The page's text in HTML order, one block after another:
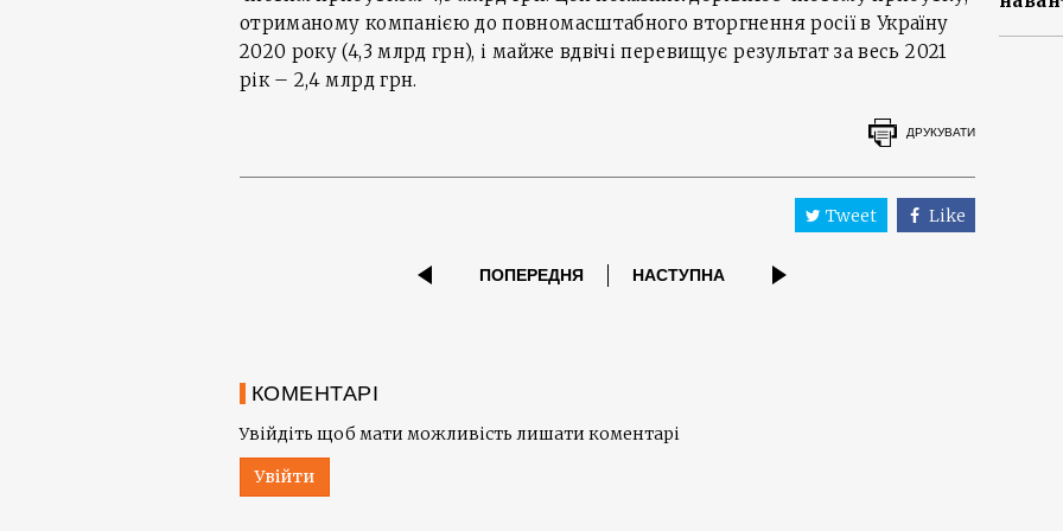
отриманому компанією до повномасштабного вторгнення росії в Україну
2020 року (4,3 млрд грн), і майже вдвічі перевищує результат за весь 2021
рік – 2,4 млрд грн.
ДРУКУВАТИ
Tweet Like
ПОПЕРЕДНЯ НАСТУПНА
КОМЕНТАРІ
Увійдіть щоб мати можливість лишати коментарі
Увійти